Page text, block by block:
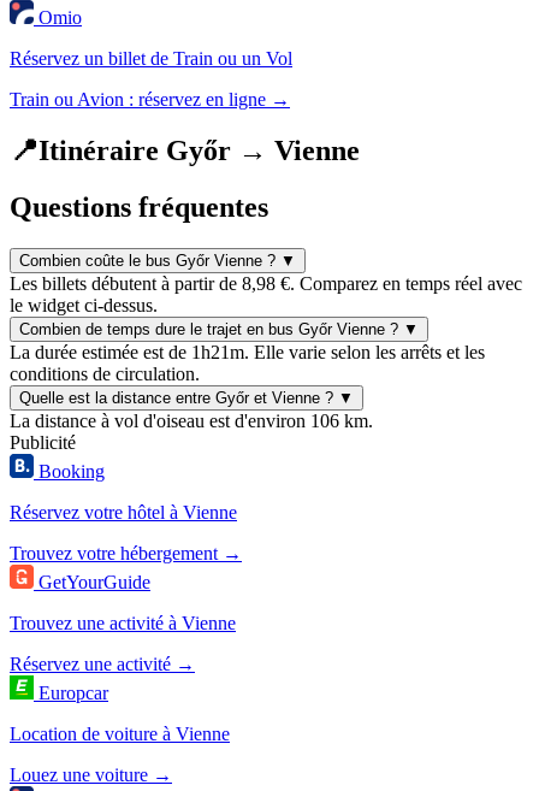
Omio
Réservez un billet de Train ou un Vol
Train ou Avion : réservez en ligne →
📍Itinéraire Győr → Vienne
Questions fréquentes
Combien coûte le bus Győr Vienne ? ▼
Les billets débutent à partir de 8,98 €. Comparez en temps réel avec
le widget ci-dessus.
Combien de temps dure le trajet en bus Győr Vienne ? ▼
La durée estimée est de 1h21m. Elle varie selon les arrêts et les
conditions de circulation.
Quelle est la distance entre Győr et Vienne ? ▼
La distance à vol d'oiseau est d'environ 106 km.
Publicité
Booking
Réservez votre hôtel à Vienne
Trouvez votre hébergement →
GetYourGuide
Trouvez une activité à Vienne
Réservez une activité →
Europcar
Location de voiture à Vienne
Louez une voiture →